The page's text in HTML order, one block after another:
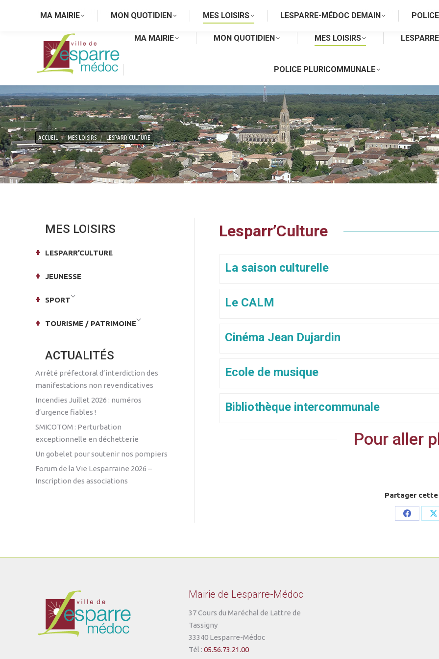
ALLER AU CONTENU ALLER AU MENU PRINCIPAL ENTREPRENDRE
MA MAIRIE MON QUOTIDIEN MES LOISIRS
POLICE PLURICOMMUNALE
Vous êtes ici :
ACCUEIL MES LOISIRS LESPARR’CULTURE
Lesparr’Culture
La saison culturelle
Le CALM
Cinéma Jean Dujardin
Ecole de musique
Bibliothèque intercommunale
Pour aller
Partager cette
Share
MES LOISIRS
LESPARR’CULTURE
JEUNESSE
SPORT
TOURISME / PATRIMOINE
ACTUALITÉS
Arrêté préfectoral d’interdiction des
manifestations non revendicatives
Incendies Juillet 2026 : numéros
d’urgence fiables !
SMICOTOM : Perturbation
exceptionnelle en déchetterie
Un gobelet pour soutenir nos pompiers
Forum de la Vie Lesparraine 2026 –
Inscription des associations
Mairie de Lesparre-Médoc
37 Cours du Maréchal de Lattre de
Tassigny
33340 Lesparre-Médoc
Tél : 05.56.73.21.00
MA MAIRIE MON QUOTIDIEN MES LOISIRS LESPARRE-MÉDOC DEMAIN